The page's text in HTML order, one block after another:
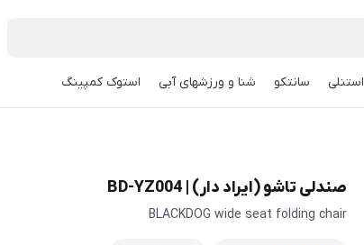
استنلی سانتکو شنا و ورزشهای آبی استوک کمپینگ
صندلی تاشو (ایراد دار) | BD-YZ004
BLACKDOG wide seat folding chair